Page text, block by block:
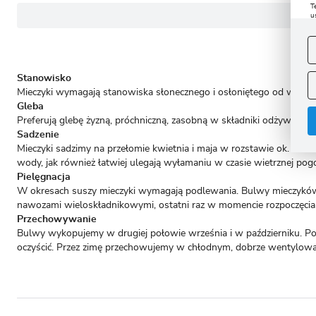
Stanowisko
Mieczyki wymagają stanowiska słonecznego i osłoniętego od wiatru.
Gleba
Preferują glebę żyzną, próchniczną, zasobną w składniki
Sadzenie
Mieczyki sadzimy na przełomie kwietnia i maja w rozstawie ok. 8-
wody, jak również łatwiej ulegają wyłamaniu w czasie wietrznej
Pielęgnacja
W okresach suszy mieczyki wymagają podlewania. Bulwy
nawozami wieloskładnikowymi, ostatni raz w momencie
Przechowywanie
Bulwy wykopujemy w drugiej połowie września i w październiku.
oczyścić. Przez zimę przechowujemy w chłodnym, dobrze